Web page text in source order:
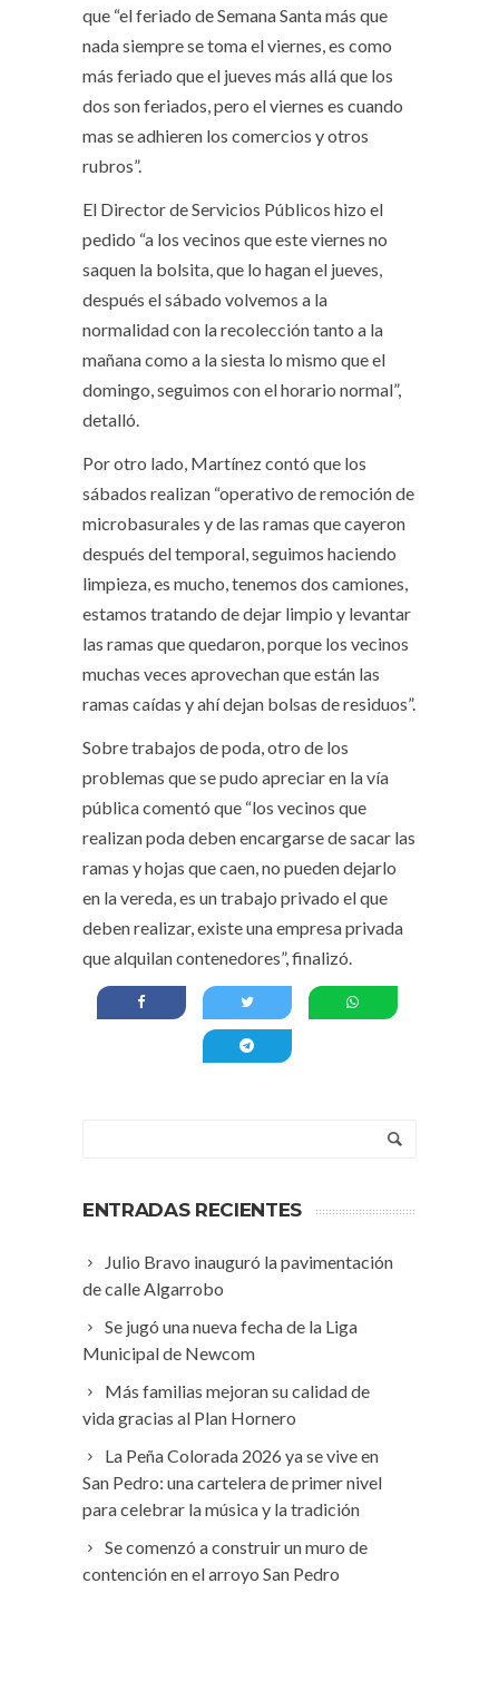
que “el feriado de Semana Santa más que
nada siempre se toma el viernes, es como
más feriado que el jueves más allá que los
dos son feriados, pero el viernes es cuando
mas se adhieren los comercios y otros
rubros”.
El Director de Servicios Públicos hizo el
pedido “a los vecinos que este viernes no
saquen la bolsita, que lo hagan el jueves,
después el sábado volvemos a la
normalidad con la recolección tanto a la
mañana como a la siesta lo mismo que el
domingo, seguimos con el horario normal”,
detalló.
Por otro lado, Martínez contó que los
sábados realizan “operativo de remoción de
microbasurales y de las ramas que cayeron
después del temporal, seguimos haciendo
limpieza, es mucho, tenemos dos camiones,
estamos tratando de dejar limpio y levantar
las ramas que quedaron, porque los vecinos
muchas veces aprovechan que están las
ramas caídas y ahí dejan bolsas de residuos”.
Sobre trabajos de poda, otro de los
problemas que se pudo apreciar en la vía
pública comentó que “los vecinos que
realizan poda deben encargarse de sacar las
ramas y hojas que caen, no pueden dejarlo
en la vereda, es un trabajo privado el que
deben realizar, existe una empresa privada
que alquilan contenedores”, finalizó.
ENTRADAS RECIENTES
Julio Bravo inauguró la pavimentación
de calle Algarrobo
Se jugó una nueva fecha de la Liga
Municipal de Newcom
Más familias mejoran su calidad de
vida gracias al Plan Hornero
La Peña Colorada 2026 ya se vive en
San Pedro: una cartelera de primer nivel
para celebrar la música y la tradición
Se comenzó a construir un muro de
contención en el arroyo San Pedro